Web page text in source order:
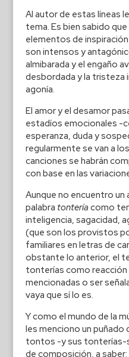
Al autor de estas líneas
tema. Es bien sabido
elementos de
son intensos y
almibarada y el engaño
desbordada y la tristeza
agonía.
El amor y el desamor
estadíos emocionales -
esperanza, duda y
regularmente se van a
canciones se habrán
con base en las
Aunque no encuentro un
palabra tonteríacomo
inteligencia, sagacidad,
(que son los provistos
familiares en letras de
obstante lo anterior, el
tonterías como
mencionadas o ser
vaya que sí lo es.
Y como el mundo de la
les menciono un
tontos -y sus tonterías-
de composición, a saber: